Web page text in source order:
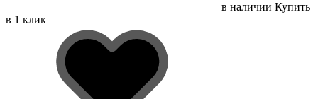
в наличии Купить
в 1 клик